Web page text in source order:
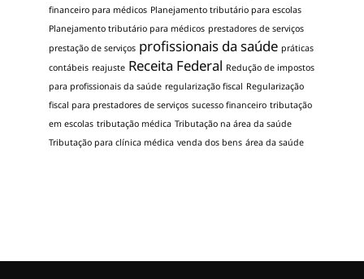
financeiro para médicos Planejamento tributário para escolas
Planejamento tributário para médicos prestadores de serviços
prestação de serviços profissionais da saúde práticas
contábeis reajuste Receita Federal Redução de impostos
para profissionais da saúde regularização fiscal Regularização
fiscal para prestadores de serviços sucesso financeiro tributação
em escolas tributação médica Tributação na área da saúde
Tributação para clínica médica venda dos bens área da saúde